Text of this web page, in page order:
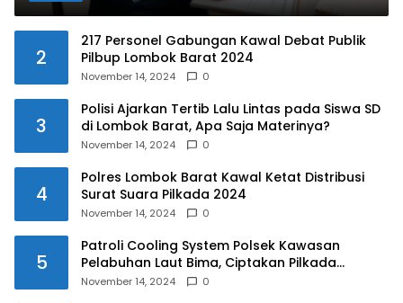
2
217 Personel Gabungan Kawal Debat Publik
Pilbup Lombok Barat 2024
November 14, 2024 0
3
Polisi Ajarkan Tertib Lalu Lintas pada Siswa SD
di Lombok Barat, Apa Saja Materinya?
November 14, 2024 0
4
Polres Lombok Barat Kawal Ketat Distribusi
Surat Suara Pilkada 2024
November 14, 2024 0
5
Patroli Cooling System Polsek Kawasan
Pelabuhan Laut Bima, Ciptakan Pilkada
Serentak 2024 yang Aman dan Damai
November 14, 2024 0